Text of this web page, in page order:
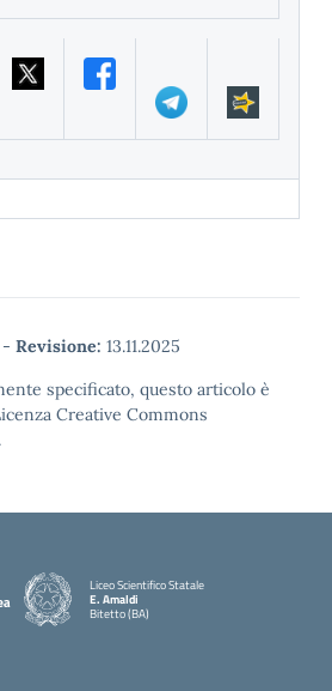
- Revisione: 13.11.2025
specificato, questo articolo è
Creative Commons
Liceo Scientifico Statale
E. Amaldi
Bitetto (BA)